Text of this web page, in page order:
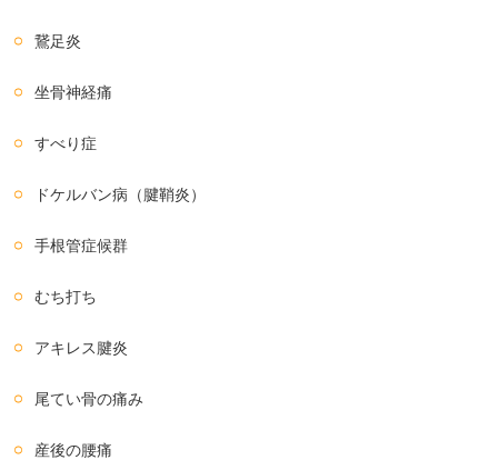
鵞足炎
坐骨神経痛
すべり症
ドケルバン病（腱鞘炎）
手根管症候群
むち打ち
アキレス腱炎
尾てい骨の痛み
産後の腰痛